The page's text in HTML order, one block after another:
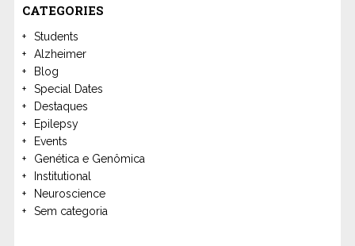
CATEGORIES
Students
Alzheimer
Blog
Special Dates
Destaques
Epilepsy
Events
Genética e Genômica
Institutional
Neuroscience
Sem categoria